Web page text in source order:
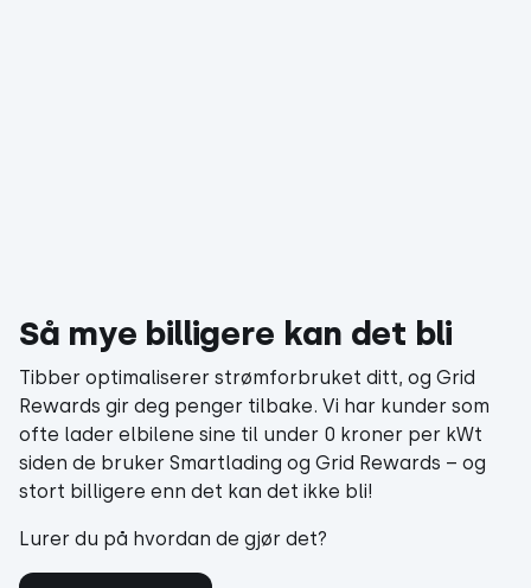
Så mye billigere kan det bli
Tibber optimaliserer strømforbruket ditt, og Grid
Rewards gir deg penger tilbake. Vi har kunder som
ofte lader elbilene sine til under 0 kroner per kWt
siden de bruker Smartlading og Grid Rewards – og
stort billigere enn det kan det ikke bli!
Lurer du på hvordan de gjør det?